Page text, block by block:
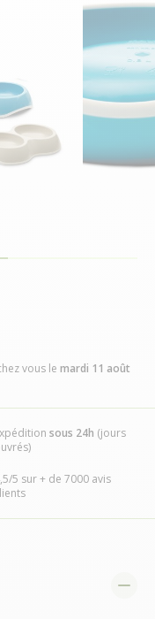
vous le mardi 11 août
sous 24h (jours
5 sur + de 7000 avis